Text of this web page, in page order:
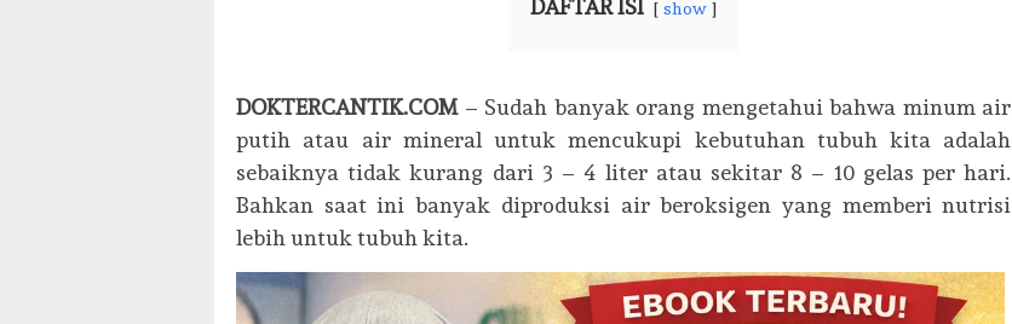
DAFTAR ISI show
DOKTERCANTIK.COM– Sudah banyak orang mengetahui bahwa minum air
putih atau air mineral untuk mencukupi kebutuhan tubuh kita adalah
sebaiknya tidak kurang dari 3 – 4 liter atau sekitar 8 – 10 gelas per hari.
Bahkan saat ini banyak diproduksi air beroksigen yang memberi nutrisi
lebih untuk tubuh kita.